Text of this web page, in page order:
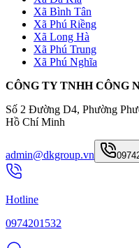
Xã Bình Tân
Xã Phú Riềng
Xã Long Hà
Xã Phú Trung
Xã Phú Nghĩa
CÔNG TY TNHH CÔNG
Số 2 Đường D4, Phường
Hồ Chí Minh
admin@dkgroup.vn
Hotline
0974201532